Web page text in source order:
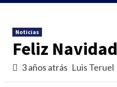
Noticias
Feliz Navidad
3 años atrás Luis Teruel